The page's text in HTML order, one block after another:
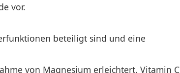
vor.
beteiligt sind und eine
von Magnesium erleichtert. Vitamin C